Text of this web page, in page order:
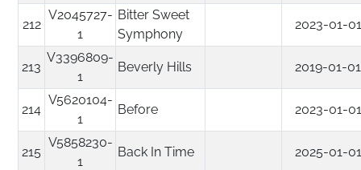
212
V2045727-
1
Bitter Sweet
Symphony
2023-01-01
213
V3396809-
1
Beverly Hills 2019-01-01
214
V5620104-
1
Before 2023-01-01
215
V5858230-
1
Back In Time 2025-01-01